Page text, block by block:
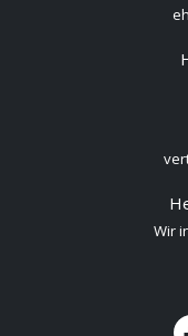
Wir